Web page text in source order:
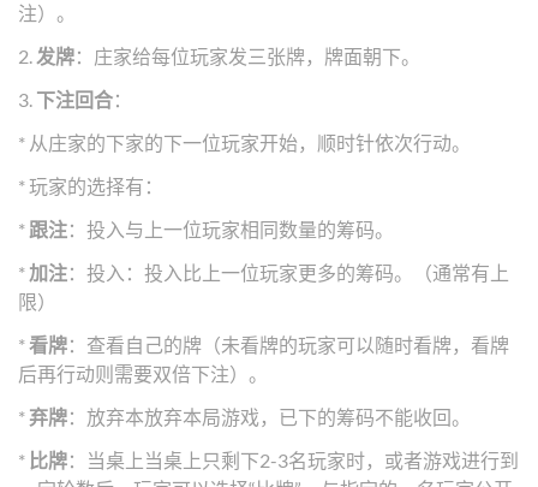
注）。
2. 发牌：庄家给每位玩家发三张牌，牌面朝下。
3. 下注回合：
* 从庄家的下家的下一位玩家开始，顺时针依次行动。
* 玩家的选择有：
* 跟注：投入与上一位玩家相同数量的筹码。
* 加注：投入：投入比上一位玩家更多的筹码。（通常有上
限）
*看牌：查看自己的牌（未看牌的玩家可以随时看牌，看牌
后再行动则需要双倍下注）。
* 弃牌：放弃本放弃本局游戏，已下的筹码不能收回。
* 比牌：当桌上当桌上只剩下2-3名玩家时，或者游戏进行到